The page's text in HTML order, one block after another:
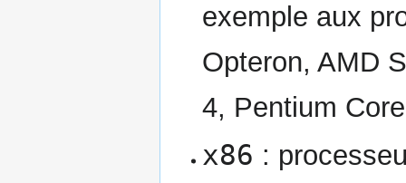
exemple aux
Opteron, AMD
4, Pentium
x86 :